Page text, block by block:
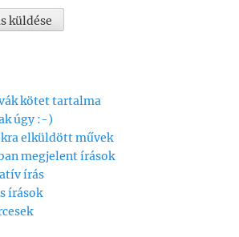
kötet tartalma
úgy :-)
elküldött művek
megjelent írások
írás
írások